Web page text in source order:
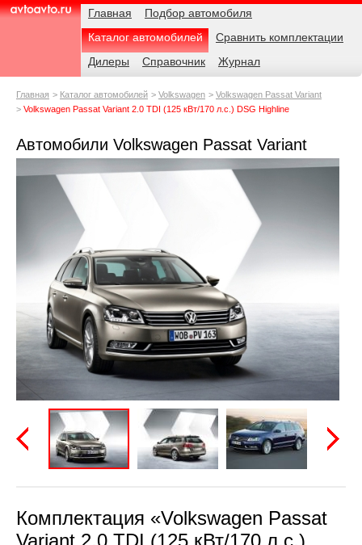
AvtoAvto.ru
Навигация Главная
Подбор автомобиля
Каталог автомобилей
Сравнить комплектации
Дилеры
Справочник Журнал
Родительские
Главная Каталог автомобилей Volkswagen
Volkswagen Passat Variant
Volkswagen Passat Variant 2.0 TDI (125 кВт/170 л.с.) DSG Highline
Автомобили Volkswagen Passat Variant
Комплектация «Volkswagen Passat
Variant 2.0 TDI (125 кВт/170 л.с.)
Примечания